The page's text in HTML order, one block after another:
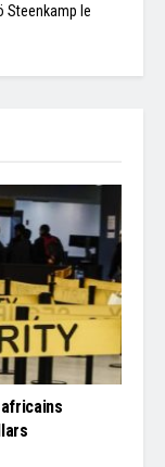
Steenkamp le